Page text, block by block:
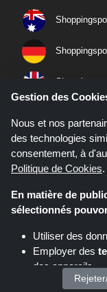
Gestion des
Nous et nos
des technologies
consentement, à
Politique de Cookies.
En matière de
sélectionnés
Utiliser des
Employer des
des appareils
Stocker et/ou